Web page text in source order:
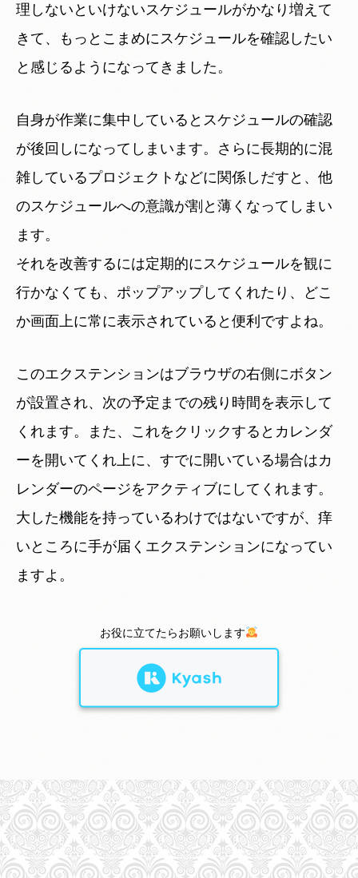
理しないといけないスケジュールがかなり増えて
きて、もっとこまめにスケジュールを確認したい
と感じるようになってきました。
自身が作業に集中しているとスケジュールの確認
が後回しになってしまいます。さらに長期的に混
雑しているプロジェクトなどに関係しだすと、他
のスケジュールへの意識が割と薄くなってしまい
ます。
それを改善するには定期的にスケジュールを観に
行かなくても、ポップアップしてくれたり、どこ
か画面上に常に表示されていると便利ですよね。
このエクステンションはブラウザの右側にボタン
が設置され、次の予定までの残り時間を表示して
くれます。また、これをクリックするとカレンダ
ーを開いてくれ上に、すでに開いている場合はカ
レンダーのページをアクティブにしてくれます。
大した機能を持っているわけではないですが、痒
いところに手が届くエクステンションになってい
ますよ。
お役に立てたらお願いします